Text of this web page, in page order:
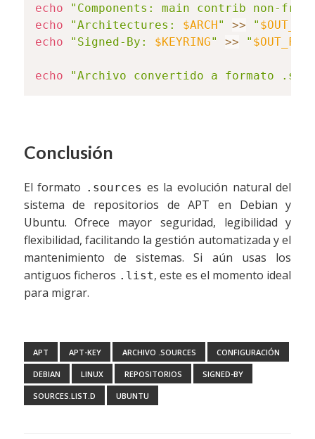
echo
"Components: main contrib non-
echo
"Architectures: $ARCH " >> "
echo
"Signed-By: $KEYRING" >> "
echo "Archivo convertido a formato
Conclusión
El formato .sources es la evolución natural del
sistema de repositorios de APT en Debian y
Ubuntu. Ofrece mayor seguridad, legibilidad y
flexibilidad, facilitando la gestión automatizada y el
mantenimiento de sistemas. Si aún usas los
antiguos ficheros .list, este es el momento ideal
para migrar.
APT APT-KEY ARCHIVO .SOURCES CONFIGURACIÓN
DEBIAN LINUX REPOSITORIOS SIGNED-BY
SOURCES.LIST.D UBUNTU